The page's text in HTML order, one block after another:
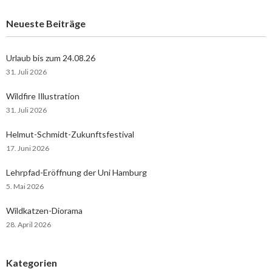
Neueste Beiträge
Urlaub bis zum 24.08.26
31. Juli 2026
Wildfire Illustration
31. Juli 2026
Helmut-Schmidt-Zukunftsfestival
17. Juni 2026
Lehrpfad-Eröffnung der Uni Hamburg
5. Mai 2026
Wildkatzen-Diorama
28. April 2026
Kategorien